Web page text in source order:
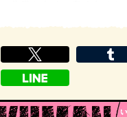
発生すると予想し、周囲
む」と宣言しまくってい
今のまま３年休むと栄養失
遠の休息が訪れるた